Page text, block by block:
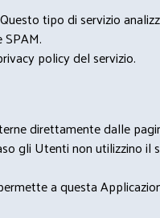
tipo di servizio
policy del servizio.
direttamente dalle
gli Utenti non utilizzino
a questa